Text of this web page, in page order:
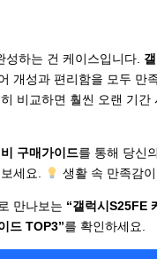
하는 건 케이스입니다.
개성과 편리함을 모두 만
비교하면 훨씬 오랜 기간
구매가이드를 통해 당신
세요.
생활 속 만족감
만나보는 “갤럭시S25FE
드 TOP3”를 확인하세요.